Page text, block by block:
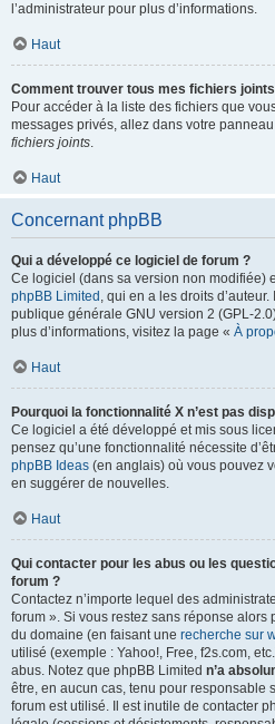
l’administrateur pour plus d’informations.
Haut
Comment trouver tous mes fichiers
Pour accéder à la liste des fichiers que
messages privés, allez dans votre
fichiers joints.
Haut
Concernant phpBB
Qui a développé ce logiciel de forum ?
Ce logiciel (dans sa version non modifiée)
phpBB Limited , qui en a les droits
publique générale GNU version 2 (GPL-
plus d’informations, visitez la page « À
Haut
Pourquoi la fonctionnalité X n’est pas
Ce logiciel a été développé et mis sous
pensez qu’une fonctionnalité nécessite
phpBB Ideas (en anglais) où vous pouvez
en suggérer de nouvelles.
Haut
Qui contacter pour les abus ou les
forum ?
Contactez n’importe lequel des
forum ». Si vous restez sans réponse alors
du domaine (en faisant une recherche sur
utilisé (exemple : Yahoo!, Free, f2s.com,
abus. Notez que phpBB Limited n’a
être, en aucun cas, tenu pour responsable
forum est utilisé. Il est inutile de contacter